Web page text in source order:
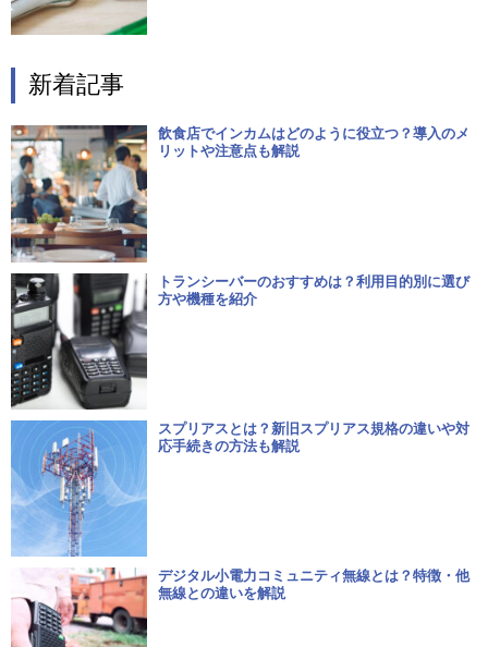
新着記事
飲食店でインカムはどのように役立つ？導入のメ
リットや注意点も解説
トランシーバーのおすすめは？利用目的別に選び
方や機種を紹介
スプリアスとは？新旧スプリアス規格の違いや対
応手続きの方法も解説
デジタル小電力コミュニティ無線とは？特徴・他
無線との違いを解説